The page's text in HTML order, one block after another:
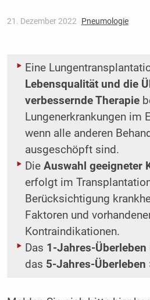
21. Dezember 2022 Pneumologie
Eine
Lebensqualität und die
verbessernde Therapie
Lungenerkrankungen im
wenn alle anderen
ausgeschöpft sind.
Die Auswahl geeigneter
erfolgt im
Berücksichtigung
Faktoren und
Kontraindikationen.
Das 1-Jahres-Überleben
das 5-Jahres-Überleben